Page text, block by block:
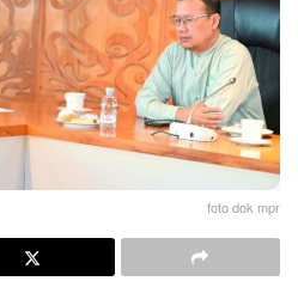
foto dok mpr